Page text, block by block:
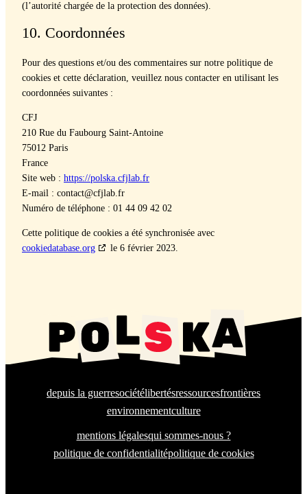
(l’autorité chargée de la pro­tec­tion des don­nées).
10. Coordonnées
Pour des ques­tions et/ou des com­men­taires sur notre poli­tique de
cook­ies et cette déc­la­ra­tion, veuillez nous con­tac­ter en util­isant les
coor­don­nées suiv­antes :
CFJ
210 Rue du Faubourg Saint-Antoine
75012 Paris
France
Site web : https://polska.cfjlab.fr
E‑mail : contact@cfjlab.fr
Numéro de télé­phone : 01 44 09 42 02
Cette poli­tique de cook­ies a été syn­chro­nisée avec
cookiedatabase.org
le 6 févri­er 2023.
depuis la guerresociétélibertésressourcesfrontières
environnementculture
mentions légalesqui sommes-nous ?
politique de confidentialitépolitique de cookies